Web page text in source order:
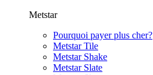
Metstar
Pourquoi payer plus cher?
Metstar Tile
Metstar Shake
Metstar Slate